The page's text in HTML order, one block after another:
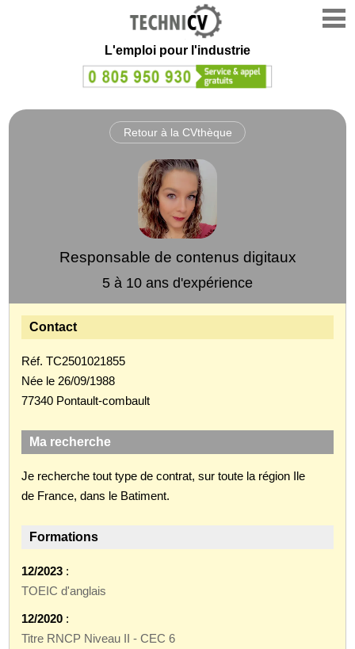
L'emploi pour l'industrie
Retour à la CVthèque
Responsable de contenus digitaux
5 à 10 ans d'expérience
Contact
Réf. TC2501021855
Née le 26/09/1988
77340 Pontault-combault
Ma recherche
Je recherche tout type de contrat, sur toute la région Ile
de France, dans le Batiment.
Formations
12/2023 :
TOEIC d'anglais
12/2020 :
Titre RNCP Niveau II - CEC 6